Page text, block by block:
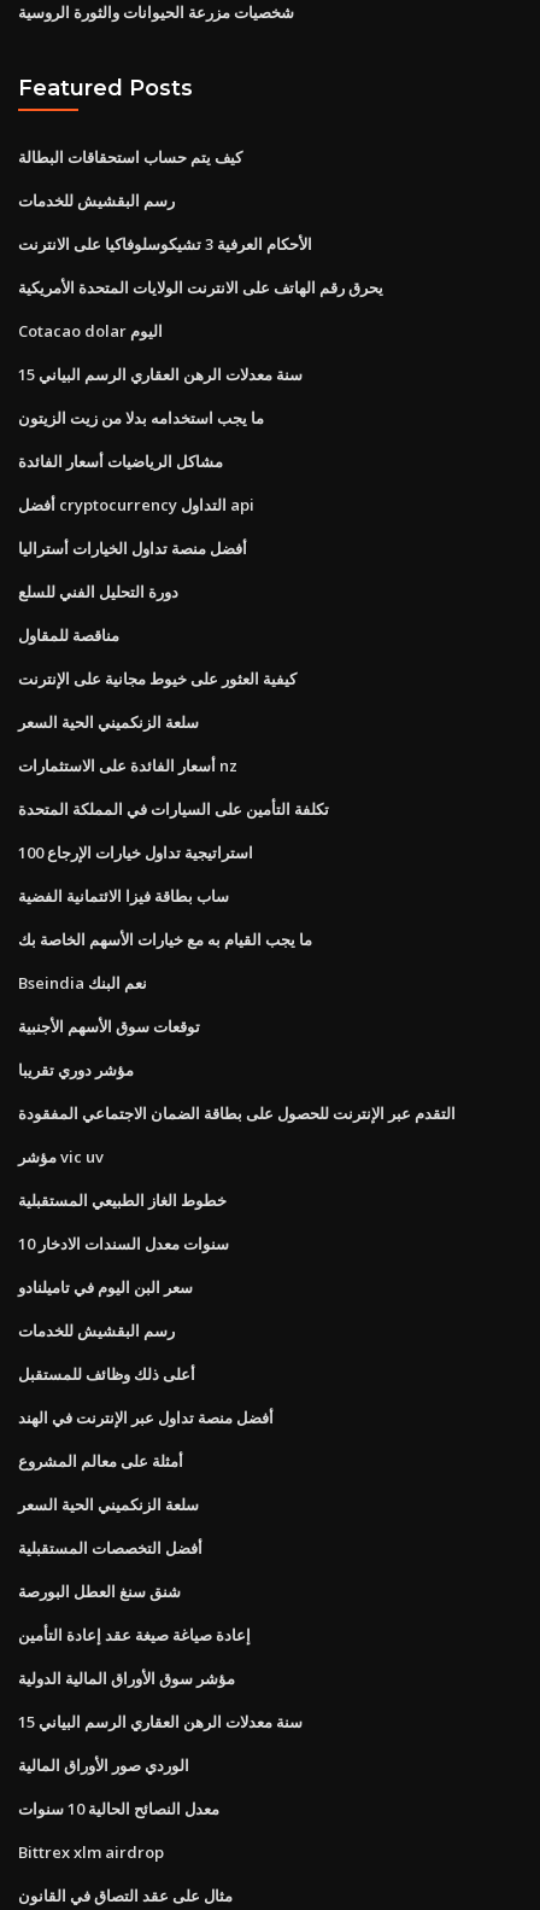
شخصيات مزرعة الحيوانات والثورة الروسية
Featured Posts
كيف يتم حساب استحقاقات البطالة
رسم البقشيش للخدمات
الأحكام العرفية 3 تشيكوسلوفاكيا على الانترنت
يحرق رقم الهاتف على الانترنت الولايات المتحدة الأمريكية
Cotacao dolar اليوم
15 سنة معدلات الرهن العقاري الرسم البياني
ما يجب استخدامه بدلا من زيت الزيتون
مشاكل الرياضيات أسعار الفائدة
أفضل cryptocurrency التداول api
أفضل منصة تداول الخيارات أستراليا
دورة التحليل الفني للسلع
مناقصة للمقاول
كيفية العثور على خيوط مجانية على الإنترنت
سلعة الزنكميني الحية السعر
أسعار الفائدة على الاستثمارات nz
تكلفة التأمين على السيارات في المملكة المتحدة
استراتيجية تداول خيارات الإرجاع 100
ساب بطاقة فيزا الائتمانية الفضية
ما يجب القيام به مع خيارات الأسهم الخاصة بك
Bseindia نعم البنك
توقعات سوق الأسهم الأجنبية
مؤشر دوري تقريبا
التقدم عبر الإنترنت للحصول على بطاقة الضمان الاجتماعي المفقودة
مؤشر vic uv
خطوط الغاز الطبيعي المستقبلية
10 سنوات معدل السندات الادخار
سعر البن اليوم في تاميلنادو
رسم البقشيش للخدمات
أعلى ذلك وظائف للمستقبل
أفضل منصة تداول عبر الإنترنت في الهند
أمثلة على معالم المشروع
سلعة الزنكميني الحية السعر
أفضل التخصصات المستقبلية
شنق سنغ العطل البورصة
إعادة صياغة صيغة عقد إعادة التأمين
مؤشر سوق الأوراق المالية الدولية
15 سنة معدلات الرهن العقاري الرسم البياني
الوردي صور الأوراق المالية
معدل النصائح الحالية 10 سنوات
Bittrex xlm airdrop
مثال على عقد التصاق في القانون